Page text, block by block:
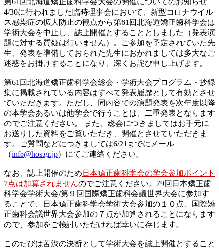
第61回北海道矯正歯科学会大会の開催についてのお知らせ
4/30に行われました臨時理事会において、新型コロナウイル
ス感染症の拡大防止の観点から第61回北海道矯正歯科学会は
学術大会を中止し、誌上開催とすることとしました（発表演
題に対する質疑は行いません）。ご参加を予定されていた先
生、発表を準備しておられた先生におかれましては多大なご
迷惑をお掛けすることになり、深くお詫び申し上げます。
第61回北海道矯正歯科学会総会・学術大会プログラム・抄録
集に掲載されている内容はすべて発表履歴として有効とさせ
ていただきます。ただし、同内容での演題発表を次年度以降
の本学会あるいは他学会で行うことは、二重発表となります
のでご注意ください。 また、総会につきましてはお手元に
お送りした資料をご覧いただき、開催とさせていただきま
す。ご質問などにつきましては6/21までにメール
（info@hos.gr.jp）にてご連絡ください。
なお、誌上開催のため 日本矯正歯科学会の学会参加ポイント
7点は加算されませんのでご注意ください。79回日本矯正歯
科学会学術大会/第９回国際矯正歯科会議世界大会に参加す
ることで、日本矯正歯科学会学術大会参加の１０点、国際矯
正歯科会議世界大会参加の７点が加算されることになります
ので、参加をご検討いただければ幸いに存じます。
このたびは苦渋の決断として学術大会を誌上開催とすること